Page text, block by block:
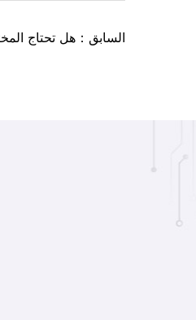
السابق：هل تحتاج